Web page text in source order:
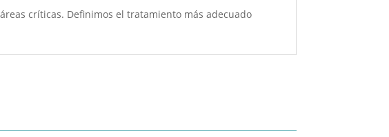
críticas. Definimos el tratamiento más adecuado